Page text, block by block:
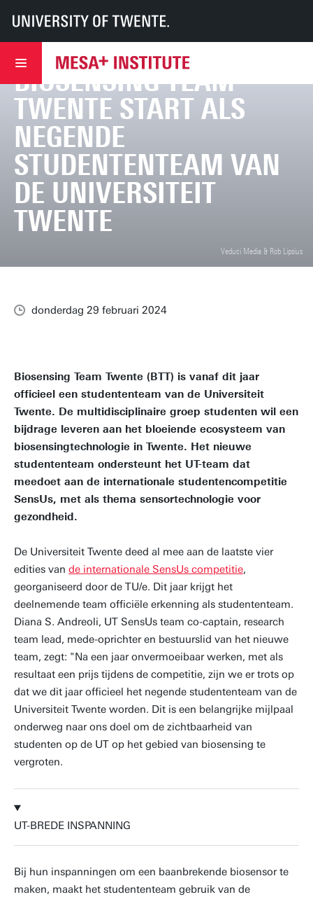
UT MESA+ MESA+
Nieuws
Biosensing Team Twente start als negende studententeam van de
Veduci Media & Rob Lipsius
BIOSENSING TEAM
TWENTE START ALS
NEGENDE
STUDENTENTEAM VAN
DE UNIVERSITEIT
TWENTE
donderdag 29 februari 2024
Biosensing Team Twente (BTT) is vanaf dit jaar
officieel een studententeam van de Universiteit
Twente. De multidisciplinaire groep studenten wil een
bijdrage leveren aan het bloeiende ecosysteem van
biosensingtechnologie in Twente. Het nieuwe
studententeam ondersteunt het UT-team dat
meedoet aan de internationale studentencompetitie
SensUs, met als thema sensortechnologie voor
gezondheid.
De Universiteit Twente deed al mee aan de laatste vier
edities van de internationale SensUs competitie,
georganiseerd door de TU/e. Dit jaar krijgt het
deelnemende team officiële erkenning als studententeam.
Diana S. Andreoli, UT SensUs team co-captain, research
team lead, mede-oprichter en bestuurslid van het nieuwe
team, zegt: "Na een jaar onvermoeibaar werken, met als
resultaat een prijs tijdens de competitie, zijn we er trots op
dat we dit jaar officieel het negende studententeam van de
Universiteit Twente worden. Dit is een belangrijke mijlpaal
onderweg naar ons doel om de zichtbaarheid van
studenten op de UT op het gebied van biosensing te
vergroten.
UT-BREDE INSPANNING
Bij hun inspanningen om een baanbrekende biosensor te
maken, maakt het studententeam gebruik van de